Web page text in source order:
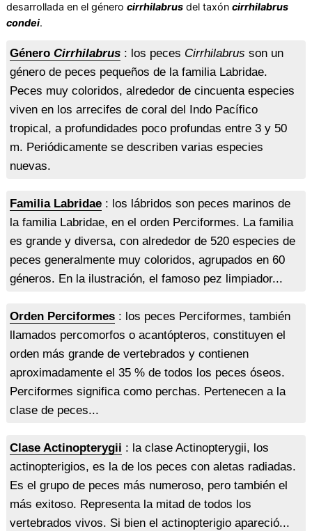
desarrollada en el género cirrhilabrusdel taxón cirrhilabrus
condei.
Género Cirrhilabrus: los peces Cirrhilabrus son un
género de peces pequeños de la familia Labridae.
Peces muy coloridos, alrededor de cincuenta especies
viven en los arrecifes de coral del Indo Pacífico
tropical, a profundidades poco profundas entre 3 y 50
m. Periódicamente se describen varias especies
nuevas.
Familia Labridae: los lábridos son peces marinos de
la familia Labridae, en el orden Perciformes. La familia
es grande y diversa, con alrededor de 520 especies de
peces generalmente muy coloridos, agrupados en 60
géneros. En la ilustración, el famoso pez limpiador...
Orden Perciformes: los peces Perciformes, también
llamados percomorfos o acantópteros, constituyen el
orden más grande de vertebrados y contienen
aproximadamente el 35 % de todos los peces óseos.
Perciformes significa como perchas. Pertenecen a la
clase de peces...
Clase Actinopterygii : la clase Actinopterygii, los
actinopterigios, es la de los peces con aletas radiadas.
Es el grupo de peces más numeroso, pero también el
más exitoso. Representa la mitad de todos los
vertebrados vivos. Si bien el actinopterigio apareció...